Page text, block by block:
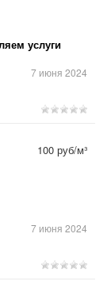
услуги
7 июня 2024
7 июня 2024
100 руб/м³